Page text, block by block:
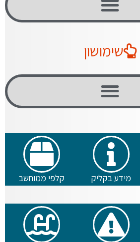
שימושון
מידע בקליק קלפי ממוחשב